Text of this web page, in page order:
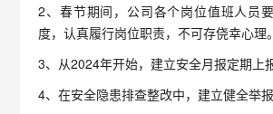
2、春节期间，公司各个岗位值班人员
度，认真履行岗位职责，不可存侥幸心理。
3、从2024年开始，建立安全月报定期上
4、在安全隐患排查整改中，建立健全举报